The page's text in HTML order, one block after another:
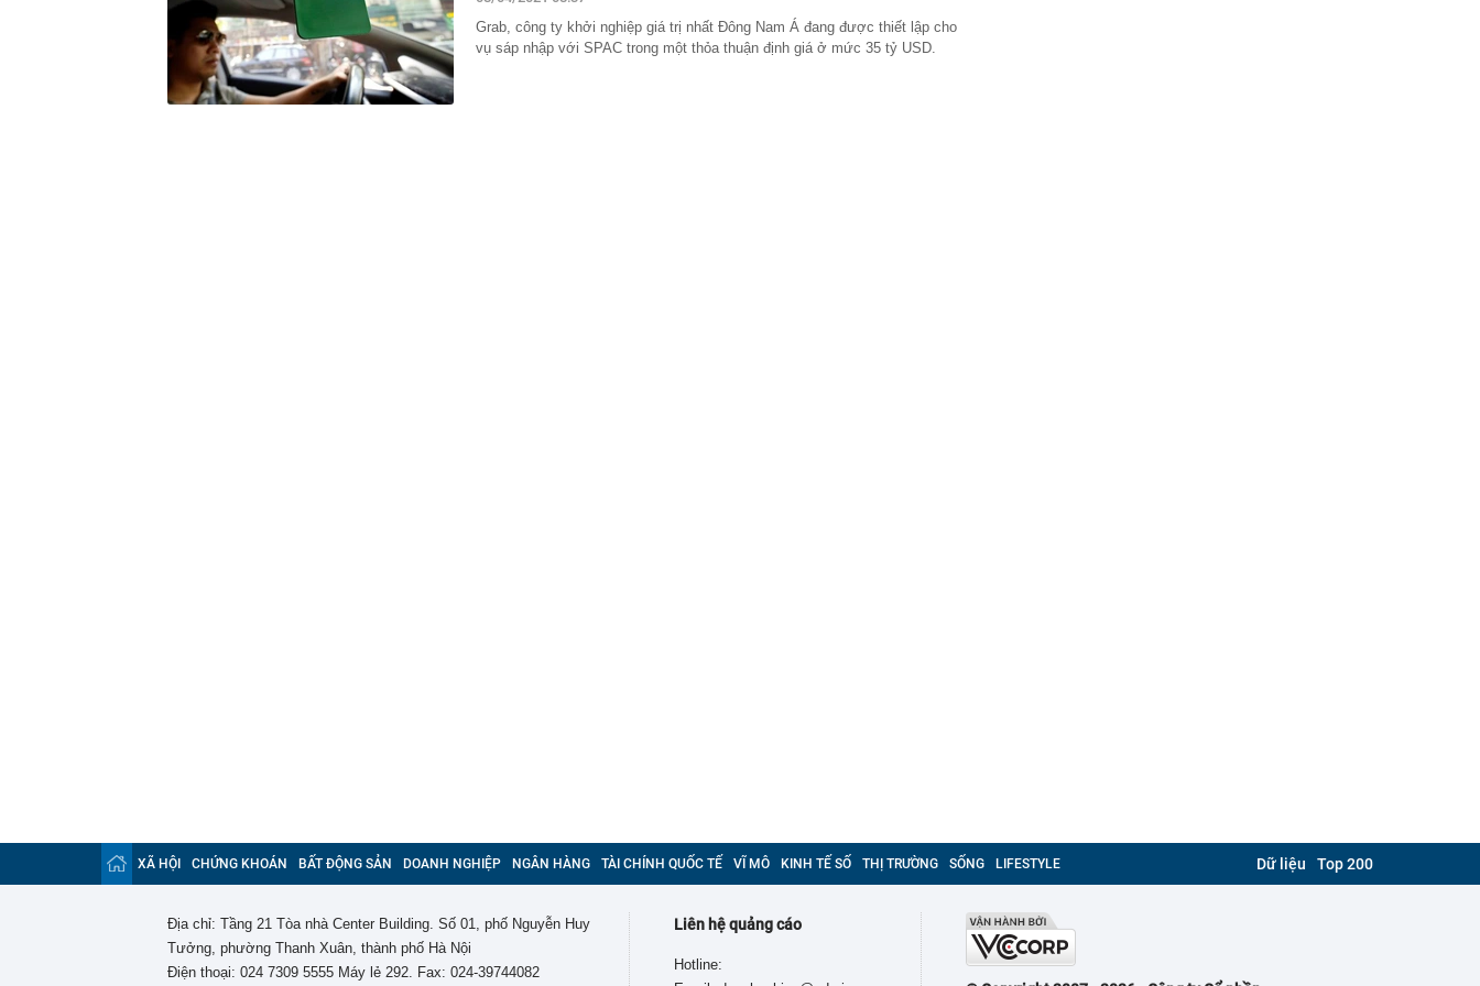
14:15
Trường đại học đầu tiên có ngành đạt điểm chuẩn tuyệt đối 30/30 năm
2026
14:09
Diện mạo đường nối cao tốc TP.HCM - Long Thành sau gần 8 tháng thi
công
14:00
Từng tiết kiệm hơn nửa thu nhập, tôi mới hiểu “càng ít tiêu càng tốt” là
Grab, công ty khởi nghiệp giá trị nhất Đông Nam Á đang được thiết lập cho
vụ sáp nhập với SPAC trong một thỏa thuận định giá ở mức 35 tỷ USD.
XÃ HỘI CHỨNG KHOÁN BẤT ĐỘNG SẢN DOANH NGHIỆP NGÂN HÀNG TÀI CHÍNH QUỐC TẾ VĨ MÔ KINH TẾ SỐ THỊ TRƯỜNG SỐNG LIFESTYLE Dữ liệu Top 200
Địa chỉ: Tầng 21 Tòa nhà Center Building. Số 01, phố Nguyễn Huy
Tưởng, phường Thanh Xuân, thành phố Hà Nội
Điện thoại: 024 7309 5555 Máy lẻ 292. Fax: 024-39744082
Liên hệ quảng cáo
Hotline: